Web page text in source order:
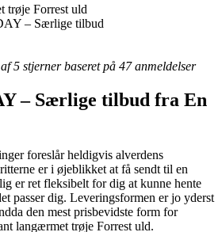
trøje Forrest uld
– Særlige tilbud
5 stjerner baseret på 47 anmeldelser
– Særlige tilbud fra En
foreslår heldigvis alverdens
er i øjeblikket at få sendt til en
er ret fleksibelt for dig at kunne hente
passer dig. Leveringsformen er jo yderst
den mest prisbevidste form for
langærmet trøje Forrest uld.